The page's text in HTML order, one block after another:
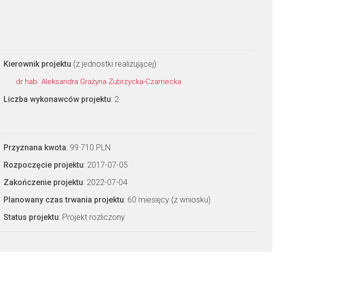
Kierownik projektu (z jednostki realizującej):
dr hab. Aleksandra Grażyna Zubrzycka-Czarnecka
Liczba wykonawców projektu: 2
Przyznana kwota: 99 710 PLN
Rozpoczęcie projektu: 2017-07-05
Zakończenie projektu: 2022-07-04
Planowany czas trwania projektu: 60 miesięcy (z wniosku)
Status projektu: Projekt rozliczony